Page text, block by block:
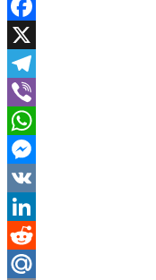
Facebook
X
Telegram
Viber
WhatsApp
Messenger
VK
LinkedIn
Reddit